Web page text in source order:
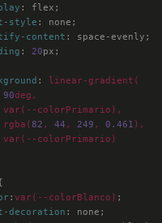
: flex ;
style : none ;
content : space-evenly ;
: 20px ;
:
linear-gradient(
90deg,
var(--colorPrimario) ,
rgba(82 , 44 , 249 , 0.461 ) ,
var(--colorPrimario)
: var(--colorBlanco) ;
decoration : none ;